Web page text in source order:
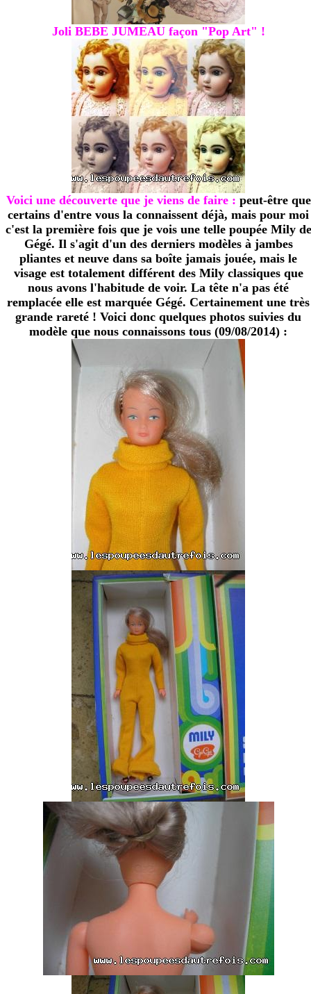
Joli BEBE JUMEAU façon "Pop Art" !
Voici une découverte que je viens de faire : peut-être que
certains d'entre vous la connaissent déjà, mais pour moi
c'est la première fois que je vois une telle poupée Mily de
Gégé. Il s'agit d'un des derniers modèles à jambes
pliantes et neuve dans sa boîte jamais jouée, mais le
visage est totalement différent des Mily classiques que
nous avons l'habitude de voir. La tête n'a pas été
remplacée elle est marquée Gégé. Certainement une très
grande rareté ! Voici donc quelques photos suivies du
modèle que nous connaissons tous (09/08/2014) :